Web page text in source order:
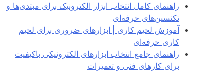
راهنمای کامل انتخاب ابزار الکترونیک برای مبتدی‌ها و
تکنسین‌های حرفه‌ای
آموزش لحیم کاری | ابزارهای ضروری برای لحیم
کاری حرفه‌ای
راهنمای جامع انتخاب ابزارهای الکترونیکی باکیفیت
برای کارهای فنی و تعمیرات